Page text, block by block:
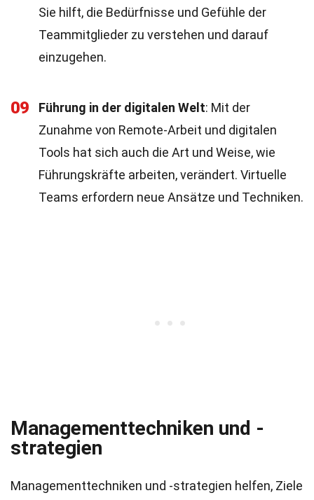
Sie hilft, die Bedürfnisse und Gefühle der
Teammitglieder zu verstehen und darauf
einzugehen.
09 Führung in der digitalen Welt: Mit der
Zunahme von Remote-Arbeit und digitalen
Tools hat sich auch die Art und Weise, wie
Führungskräfte arbeiten, verändert. Virtuelle
Teams erfordern neue Ansätze und Techniken.
Managementtechniken und -
strategien
Managementtechniken und -strategien helfen, Ziele